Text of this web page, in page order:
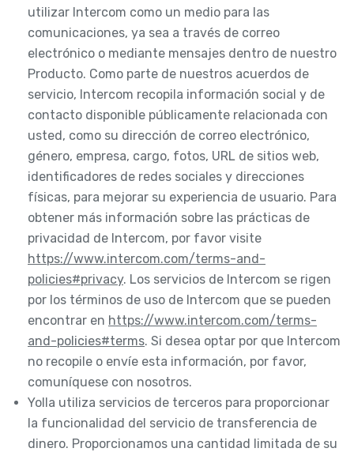
utilizar Intercom como un medio para las
comunicaciones, ya sea a través de correo
electrónico o mediante mensajes dentro de nuestro
Producto. Como parte de nuestros acuerdos de
servicio, Intercom recopila información social y de
contacto disponible públicamente relacionada con
usted, como su dirección de correo electrónico,
género, empresa, cargo, fotos, URL de sitios web,
identificadores de redes sociales y direcciones
físicas, para mejorar su experiencia de usuario. Para
obtener más información sobre las prácticas de
privacidad de Intercom, por favor visite
https://www.intercom.com/terms-and-
policies#privacy. Los servicios de Intercom se rigen
por los términos de uso de Intercom que se pueden
encontrar en https://www.intercom.com/terms-
and-policies#terms. Si desea optar por que Intercom
no recopile o envíe esta información, por favor,
comuníquese con nosotros.
Yolla utiliza servicios de terceros para proporcionar
la funcionalidad del servicio de transferencia de
dinero. Proporcionamos una cantidad limitada de su